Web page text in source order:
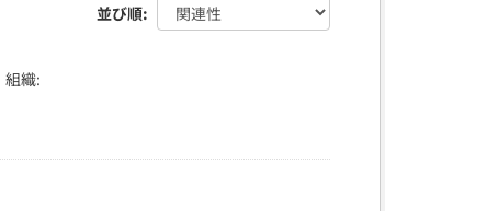
並び順
組織: